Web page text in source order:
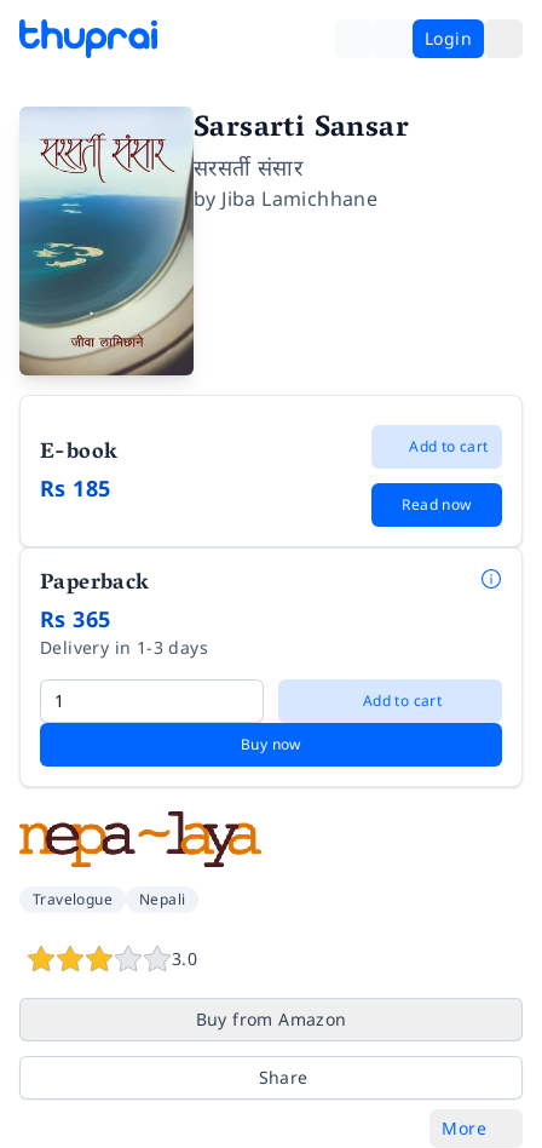
Login
Sarsarti Sansar
सरसर्ती संसार
by Jiba Lamichhane
E-book
Rs 185
Add to cart
Read now
Paperback
Rs 365
Delivery in 1-3 days
Add to cart
Buy now
Travelogue Nepali
3.0
Buy from Amazon
Share
More